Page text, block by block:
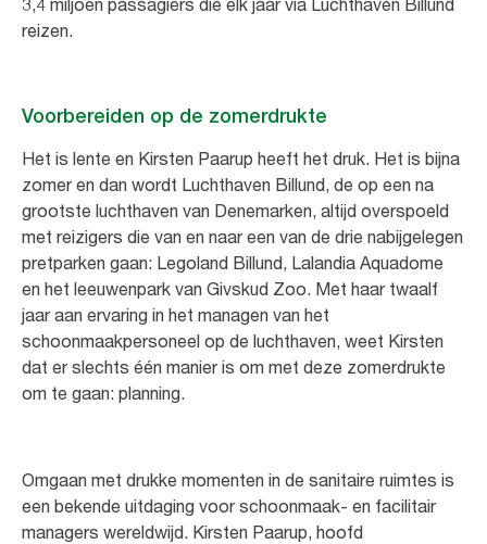
reizen.
Voorbereiden op de zomerdrukte
Het is lente en Kirsten Paarup heeft het druk. Het is bijna
zomer en dan wordt Luchthaven Billund, de op een na
grootste luchthaven van Denemarken, altijd overspoeld
met reizigers die van en naar een van de drie nabijgelegen
pretparken gaan: Legoland Billund, Lalandia Aquadome
en het leeuwenpark van Givskud Zoo. Met haar twaalf
jaar aan ervaring in het managen van het
schoonmaakpersoneel op de luchthaven, weet Kirsten
dat er slechts één manier is om met deze zomerdrukte
om te gaan: planning.
Omgaan met drukke momenten in de sanitaire ruimtes is
een bekende uitdaging voor schoonmaak- en facilitair
managers wereldwijd. Kirsten Paarup, hoofd